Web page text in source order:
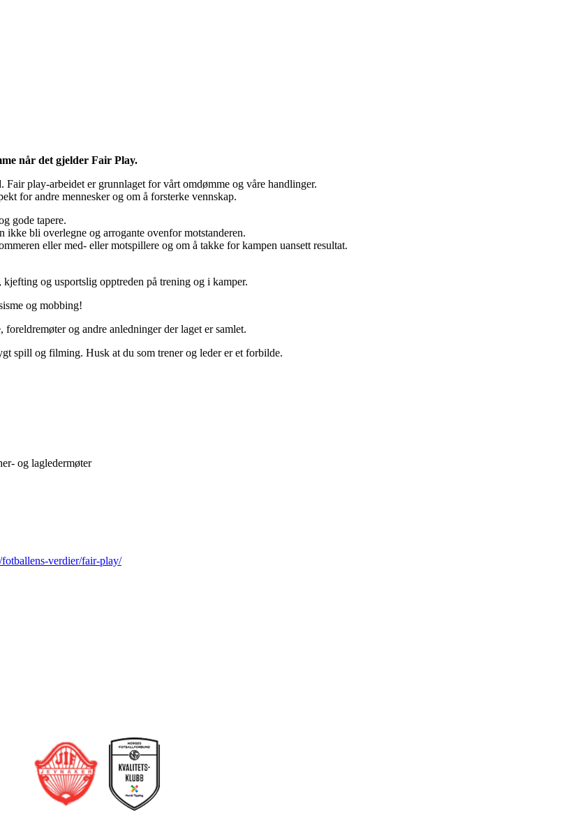
når det gjelder Fair Play.
Fair play-arbeidet er grunnlaget for vårt omdømme og våre handlinger.
for andre mennesker og om å forsterke vennskap.
gode tapere.
ikke bli overlegne og arrogante ovenfor motstanderen.
eller med- eller motspillere og om å takke for kampen uansett resultat.
og usportslig opptreden på trening og i kamper.
og mobbing!
og andre anledninger der laget er samlet.
spill og filming. Husk at du som trener og leder er et forbilde.
og lagledermøter
verdier/fair-play/